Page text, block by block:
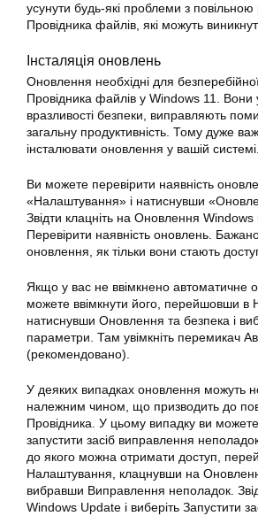
усунути будь-які проблеми з
Провідника файлів, які можуть
Інсталяція оновлень
Оновлення необхідні для
Провідника файлів у Windows 11. Вони
вразливості безпеки, виправляють
загальну продуктивність. Тому дуже
інсталювати оновлення у вашій системі.
Ви можете перевірити наявність
«Налаштування» і натиснувши
Звідти клацніть на Оновлення Windows
Перевірити наявність оновлень.
оновлення, як тільки вони стають
Якщо у вас не ввімкнено автоматичне
можете ввімкнути його, перейшовши в
натиснувши Оновлення та безпека і
параметри. Там увімкніть перемикач
(рекомендовано).
У деяких випадках оновлення можуть
належним чином, що призводить до
Провідника. У цьому випадку ви
запустити засіб виправлення
до якого можна отримати доступ,
Налаштування, клацнувши на
вибравши Виправлення неполадок.
Windows Update і виберіть Запустити